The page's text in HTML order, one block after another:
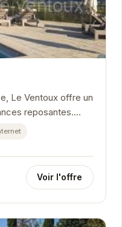
Le Ventoux offre un
reposantes.
parking et son...
Voir l'offre